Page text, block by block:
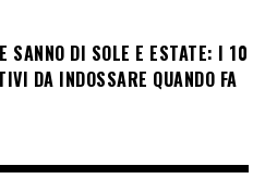
SANNO DI SOLE E ESTATE: I 10
DA INDOSSARE QUANDO FA